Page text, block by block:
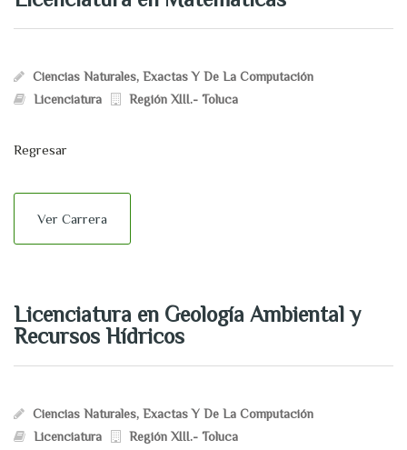
Ciencias Naturales, Exactas Y De La Computación
Licenciatura
Región XIII.- Toluca
Regresar
Ver Carrera
Licenciatura en Geología Ambiental y
Recursos Hídricos
Ciencias Naturales, Exactas Y De La Computación
Licenciatura
Región XIII.- Toluca